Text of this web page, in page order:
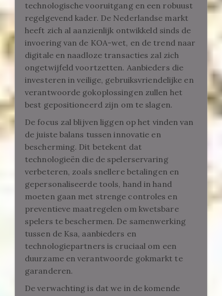
technologische vooruitgang en een robuust
regelgevend kader. De Nederlandse markt
heeft zich al aanzienlijk ontwikkeld sinds de
invoering van de KOA-wet, en de trend naar
digitale en naadloze transacties zal zich
ongetwijfeld voortzetten. Aanbieders die
investeren in veilige, gebruiksvriendelijke en
verantwoorde gokoplossingen zullen het
best gepositioneerd zijn om te slagen.
De focus zal blijven liggen op het vinden van
de juiste balans tussen innovatie en
bescherming. Dit betekent dat
technologieën die de spelerservaring
verbeteren, zoals snellere betalingen en
gepersonaliseerde tools, hand in hand
moeten gaan met strenge controles en
preventieve maatregelen om kwetsbare
spelers te beschermen. De samenwerking
tussen de Ksa, aanbieders en
technologiepartners is cruciaal om een
duurzame en verantwoorde gokmarkt te
garanderen.
De verwachting is dat we in de komende